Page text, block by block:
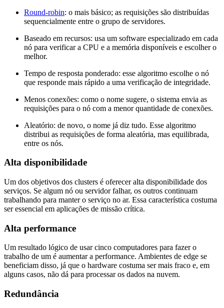
Round-robin: o mais básico; as requisições são distribuídas
sequencialmente entre o grupo de servidores.
Baseado em recursos: usa um software especializado em cada
nó para verificar a CPU e a memória disponíveis e escolher o
melhor.
Tempo de resposta ponderado: esse algoritmo escolhe o nó
que responde mais rápido a uma verificação de integridade.
Menos conexões: como o nome sugere, o sistema envia as
requisições para o nó com a menor quantidade de conexões.
Aleatório: de novo, o nome já diz tudo. Esse algoritmo
distribui as requisições de forma aleatória, mas equilibrada,
entre os nós.
Alta disponibilidade
Um dos objetivos dos clusters é oferecer alta disponibilidade dos
serviços. Se algum nó ou servidor falhar, os outros continuam
trabalhando para manter o serviço no ar. Essa característica costuma
ser essencial em aplicações de missão crítica.
Alta performance
Um resultado lógico de usar cinco computadores para fazer o
trabalho de um é aumentar a performance. Ambientes de edge se
beneficiam disso, já que o hardware costuma ser mais fraco e, em
alguns casos, não dá para processar os dados na nuvem.
Redundância